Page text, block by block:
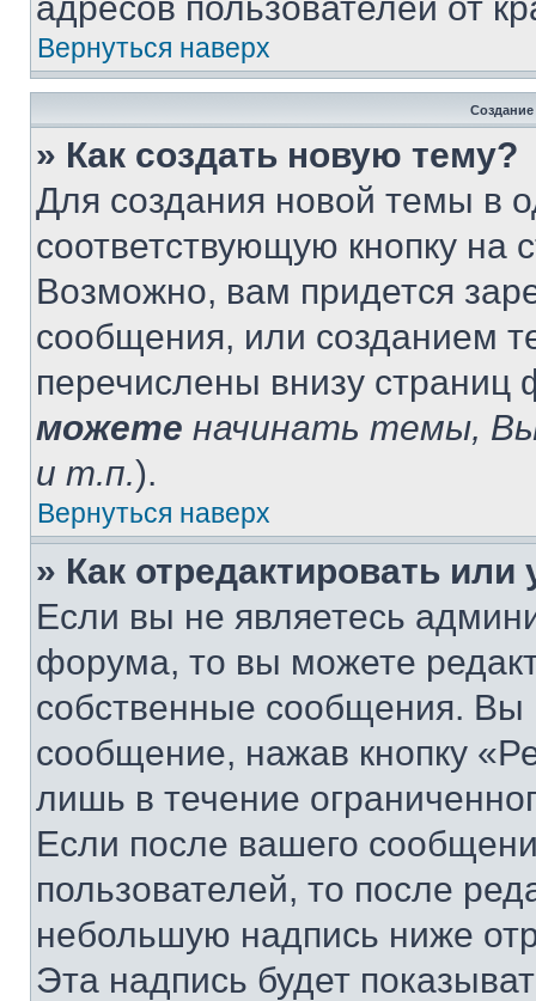
Вернуться наверх
» Как создать новую тему?
Для создания новой темы в
соответствующую кнопку
Возможно, вам придется
сообщения, или созданием
перечислены внизу
можете начинать темы,
и т.п.).
Вернуться наверх
» Как отредактировать
Если вы не являетесь
форума, то вы можете
собственные сообщения. Вы
сообщение, нажав кнопку
лишь в течение
Если после вашего
пользователей, то после
небольшую надпись ниже
Эта надпись будет